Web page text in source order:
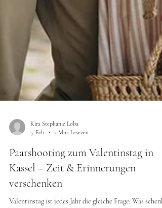
5. Feb.
2 Min. Lesezeit
Paarshooting zum Valentinstag in
Kassel – Zeit & Erinnerungen
verschenken